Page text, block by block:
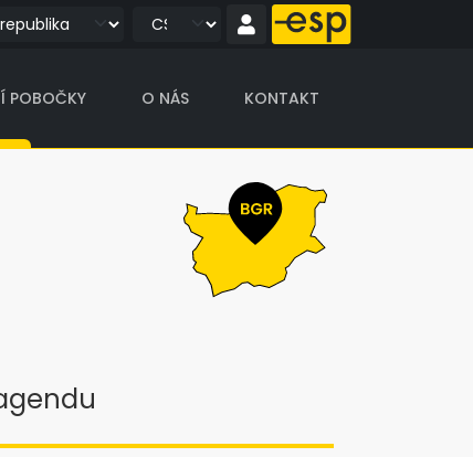
POBOČKY O NÁS KONTAKT